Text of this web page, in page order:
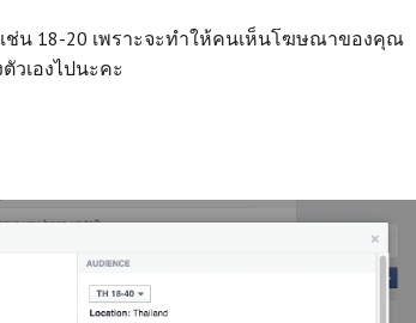
ช่น 18-20 เพราะจะทำให้คนเห็นโฆษณาของคุณ
วเองไปนะคะ